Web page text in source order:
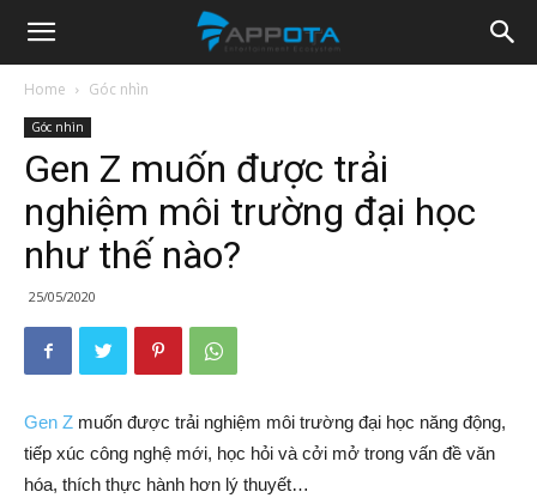
Appota
News
Home Góc nhìn
Góc nhìn
Gen Z muốn được trải
nghiệm môi trường đại học
như thế nào?
25/05/2020
Gen Z muốn được trải nghiệm môi trường đại học năng động,
tiếp xúc công nghệ mới, học hỏi và cởi mở trong vấn đề văn
hóa, thích thực hành hơn lý thuyết…